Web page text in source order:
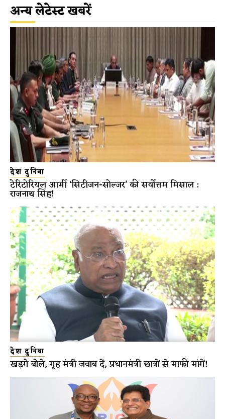
अन्य लेटेस्ट खबरें
देश दुनिया
टेरिटोरियल आर्मी ‘सिटीजन-सोल्जर’ की सर्वोत्तम मिसाल :
राजनाथ सिंह!
देश दुनिया
खड़गे बोले, गृह मंत्री जवाब दें, प्रधानमंत्री छात्रों से माफी मांगें!